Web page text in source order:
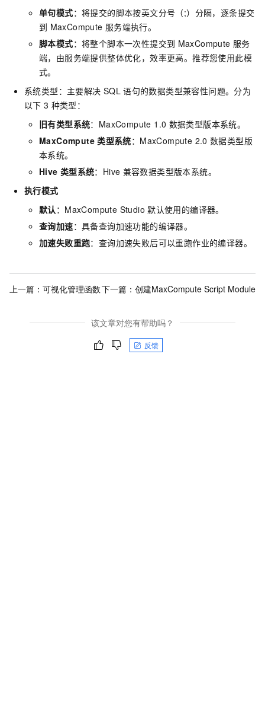
单句模式：将提交的脚本按英文分号（;）分隔，逐条提交
到 MaxCompute 服务端执行。
脚本模式：将整个脚本一次性提交到 MaxCompute 服务
端，由服务端提供整体优化，效率更高。推荐您使用此模
式。
系统类型：主要解决 SQL 语句的数据类型兼容性问题。分为
以下 3 种类型：
旧有类型系统：MaxCompute 1.0 数据类型版本系统。
MaxCompute 类型系统：MaxCompute 2.0 数据类型版
本系统。
Hive 类型系统：Hive 兼容数据类型版本系统。
执行模式
默认 ：MaxCompute Studio 默认使用的编译器。
查询加速：具备查询加速功能的编译器。
加速失败重跑：查询加速失败后可以重跑作业的编译器。
上一篇： 可视化管理函数下一篇： 创建MaxCompute Script Module
该文章对您有帮助吗？
反馈